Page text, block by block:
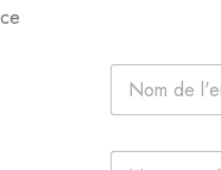
N
m
N
P